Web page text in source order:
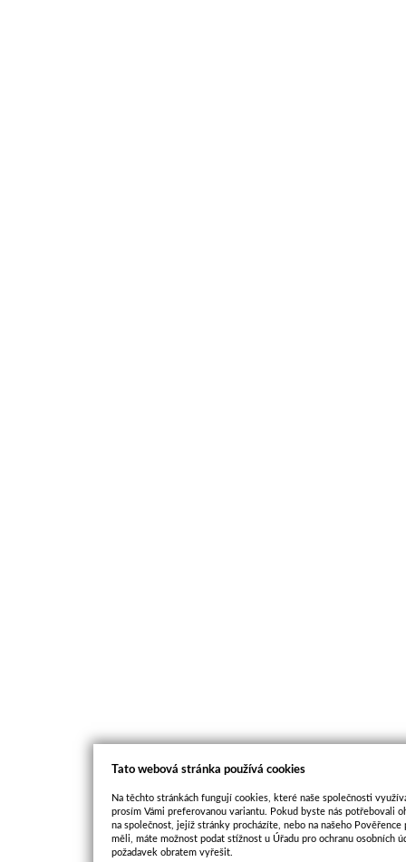
Tato webová stránka používá cookies
Na těchto stránkách fungují cookies, které naše společnosti
prosím Vámi preferovanou variantu. Pokud byste nás potřebovali
na společnost, jejíž stránky procházíte, nebo na našeho
měli, máte možnost podat stížnost u Úřadu pro ochranu osobních
požadavek obratem vyřešit.